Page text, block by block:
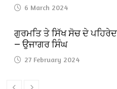
6 March 2024
ਗੁਰਮਤਿ ਤੇ ਸਿੱਖ ਸੋਚ ਦੇ
— ਉਜਾਗਰ ਸਿੰਘ
27 February 2024